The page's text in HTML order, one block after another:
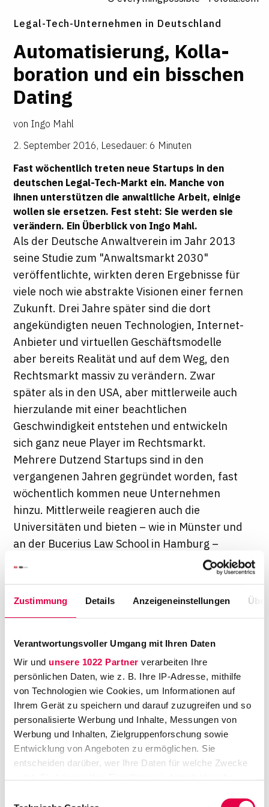
Zustimmung Details Anzeigeneinstellungen
Verantwortungsvoller Umgang mit Ihren Daten
Wir und unsere 1022 Partner verarbeiten Ihre
persönlichen Daten, wie z. B. Ihre IP-Adresse, mithilfe
von Technologien wie Cookies, um Informationen auf
Ihrem Gerät zu speichern und darauf zuzugreifen und so
personalisierte Werbung und Inhalte, Messungen von
Werbung und Inhalten, Zielgruppenforschung sowie
Entwicklung von Angeboten zu ermöglichen. Sie
entscheiden darüber, wer Ihre Daten für welche Zwecke
Legal-Tech-Unternehmen in Deutschland
Auto­ma­ti­sie­rung, Kol­la­
bo­ra­tion und ein bis­schen
Dating
von Ingo Mahl
2. September 2016, Lesedauer: 6 Minuten
Fast wöchentlich treten neue Startups in den
deutschen Legal-Tech-Markt ein. Manche von
ihnen unterstützen die anwaltliche Arbeit, einige
wollen sie ersetzen. Fest steht: Sie werden sie
verändern. Ein Überblick von Ingo Mahl.
Als der Deutsche Anwaltverein im Jahr 2013
seine Studie zum "Anwaltsmarkt 2030"
veröffentlichte, wirkten deren Ergebnisse für
viele noch wie abstrakte Visionen einer fernen
Zukunft. Drei Jahre später sind die dort
angekündigten neuen Technologien, Internet-
Anbieter und virtuellen Geschäftsmodelle
aber bereits Realität und auf dem Weg, den
Rechtsmarkt massiv zu verändern. Zwar
später als in den USA, aber mittlerweile auch
hierzulande mit einer beachtlichen
Geschwindigkeit entstehen und entwickeln
sich ganz neue Player im Rechtsmarkt.
Mehrere Dutzend Startups sind in den
vergangenen Jahren gegründet worden, fast
wöchentlich kommen neue Unternehmen
hinzu. Mittlerweile reagieren auch die
Universitäten und bieten – wie in Münster und
an der Bucerius Law School in Hamburg –
Ausbildungsinhalte zum Thema Legal Tech an.
Der Rechtsmarkt ist im Umbruch. Und wenn
auch vermutlich noch nicht in ein oder zwei, so
auf Dauer ignorieren können. Dieser Überblick
ohne Anspruch auf Vollständigkeit soll zeigen,
dass die Neuerungen im Arbeitsalltag des
Einzelnen vor allem davon abhängen werden,
in welchen juristischen Tätigkeitsfeldern man
aktiv ist und welche Zielgruppen man mit
welchem Beratungsangebot bedient.